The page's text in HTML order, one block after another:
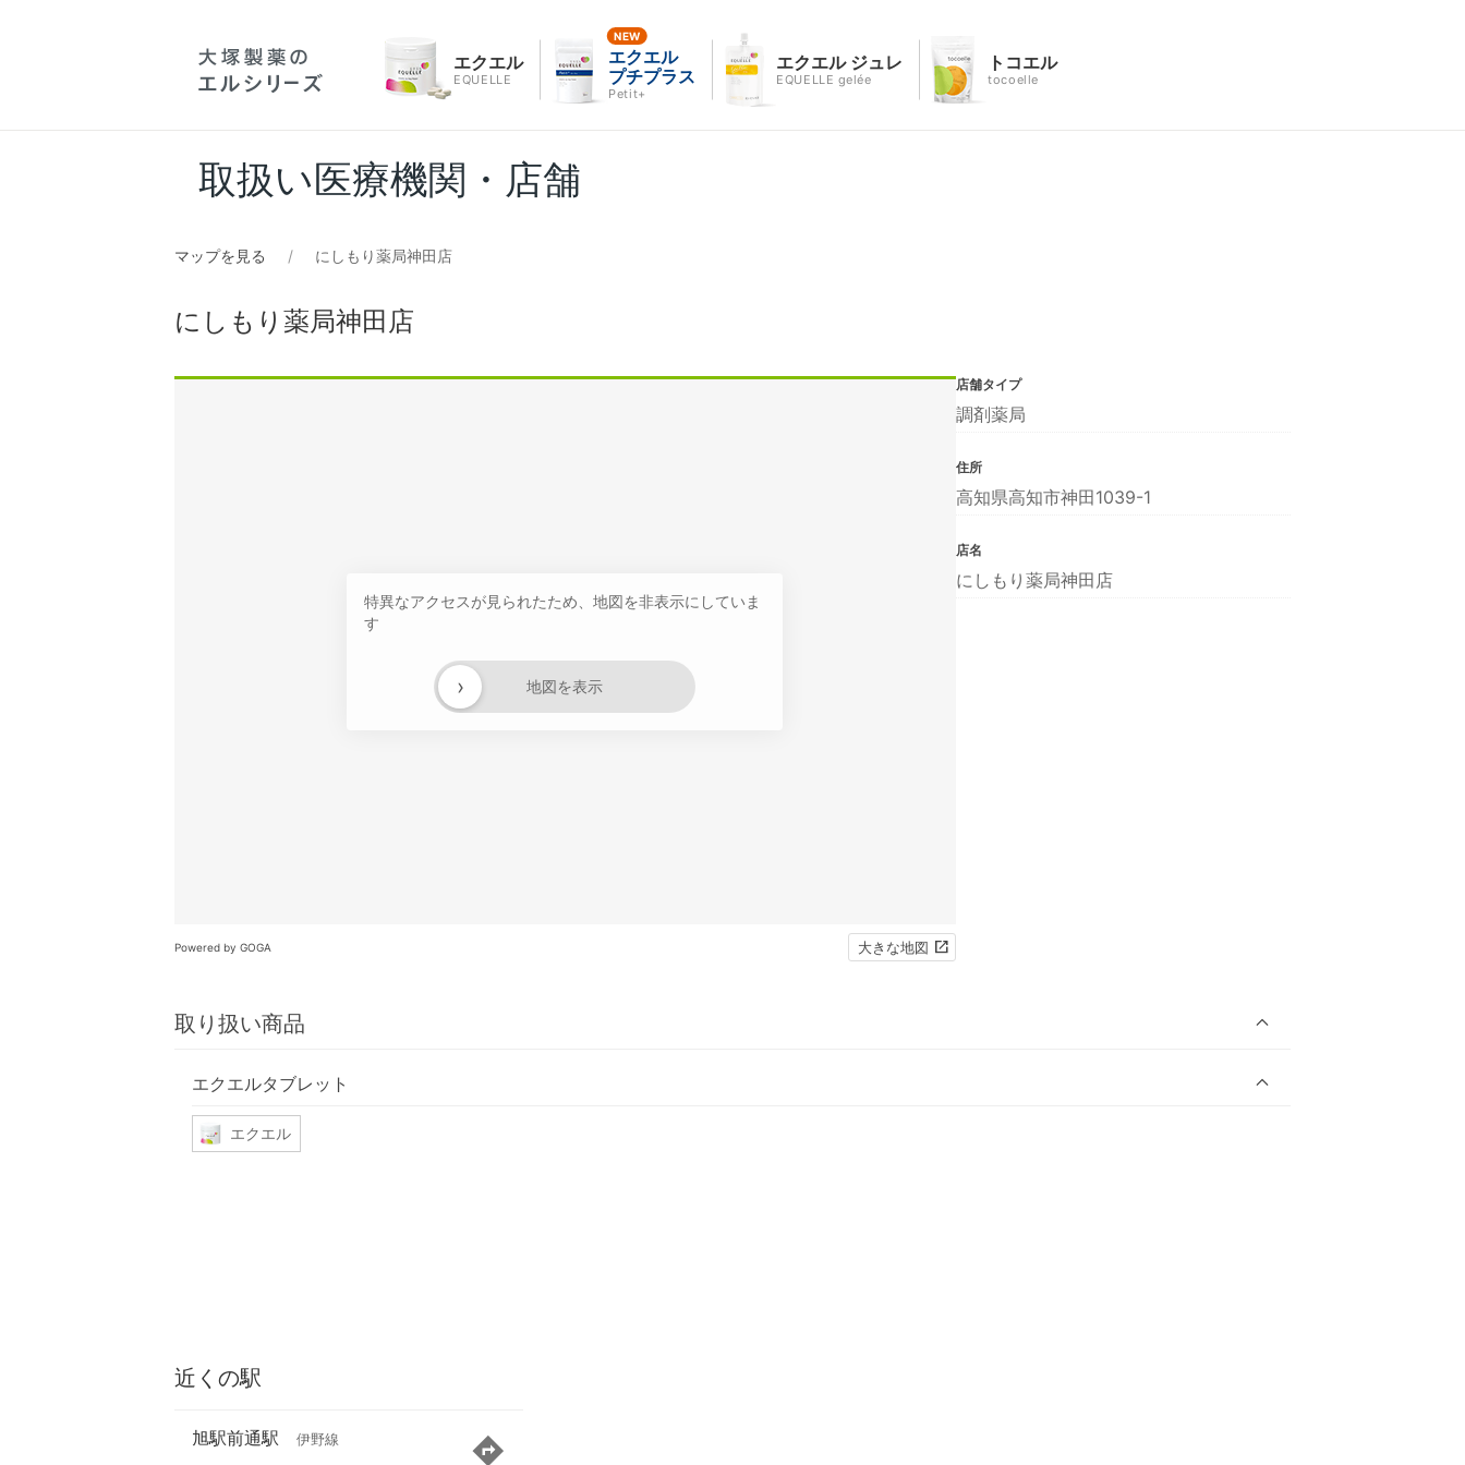
エクエル
EQUELLE
エクエル
プチプラス
Petit+
エクエル ジュレ
EQUELLE gelée
トコエル
tocoelle
取扱い医療機関・店舗
マップを見る にしもり薬局神田店
にしもり薬局神田店
特異なアクセスが見られたため、地図を非表示にしていま
す
地図を表示
›
Powered by GOGA 大きな地図
取り扱い商品
エクエルタブレット
エクエル
店舗タイプ
調剤薬局
住所
高知県高知市神田1039-1
店名
にしもり薬局神田店
近くの駅
旭駅前通駅 伊野線